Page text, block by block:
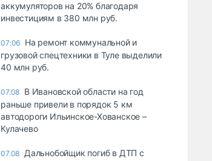
аккумуляторов на 20% благодаря
инвестициям в 380 млн руб.
07:06 На ремонт коммунальной и
грузовой спецтехники в Туле выделили
40 млн руб.
07.08 В Ивановской области на год
раньше привели в порядок 5 км
автодороги Ильинское-Хованское –
Кулачево
07.08 Дальнобойщик погиб в ДТП с